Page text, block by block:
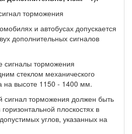
торможения
и автобусах допускается
дополнительных сигналов
сигналы торможения
стеклом механического
на высоте 1150 - 1400 мм.
сигнал торможения должен быть
плоскостях в
углов, указанных на